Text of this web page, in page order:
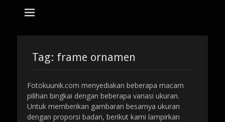
Tag: frame ornamen
Fotokuunik.com menyediakan beberapa macam
pilihan bingkai dengan beberapa variasi ukuran.
Untuk memberikan gambaran besarnya ukuran
dengan proporsi badan, berikut kami lampirkan